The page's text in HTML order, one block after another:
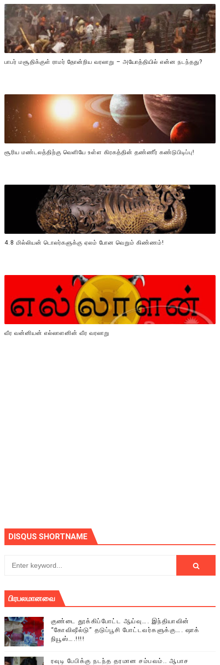
பாபர் மசூதிக்குள் ராமர் தோன்றிய வரலாறு – அயோத்தியில் என்ன நடந்தது?
சூரிய மண்டலத்திற்கு வெளியே உள்ள கிரகத்தின் தண்ணீர் கண்டுபிடிப்பு!
4.8 மில்லியன் டொலர்களுக்கு ஏலம் போன வெறும் கிண்ணம்!
வீர வன்னியன் எல்லாளனின் வீர வரலாறு
DISQUS SHORTNAME
பிரபலமானவை
குண்டை தூக்கிப்போட்ட ஆய்வு…. இந்தியாவின்
“கோவிஷீல்டு” தடுப்பூசி போட்டவர்களுக்கு…. ஷாக்
நியூஸ்….!!!!
ரவுடி பேபிக்கு நடந்த தரமான சம்பவம்.. ஆபாச